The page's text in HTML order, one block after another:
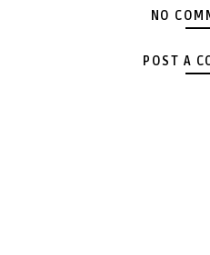
NO
POST A